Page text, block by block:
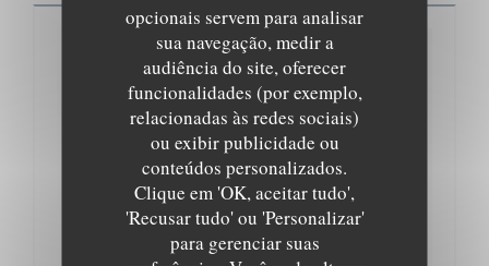
opcionais servem para analisar
sua navegação, medir a
audiência do site, oferecer
funcionalidades (por exemplo,
relacionadas às redes sociais)
ou exibir publicidade ou
conteúdos personalizados.
Clique em 'OK, aceitar tudo',
'Recusar tudo' ou 'Personalizar'
para gerenciar suas